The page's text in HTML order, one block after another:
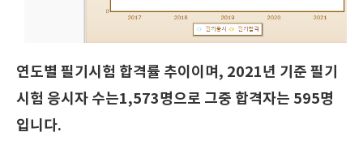
연도별 필기시험 합격률 추이이며, 2021년 기준 필기
시험 응시자 수는1,573명으로 그중 합격자는 595명
입니다.